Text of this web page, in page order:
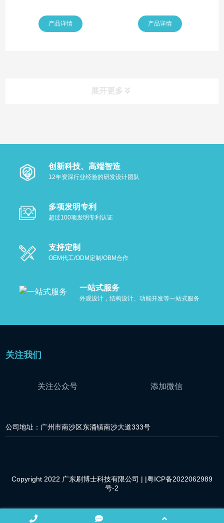
产品详情 产品详情
展开更多
推荐产品
创新科技、高端智造
12年资深行业经验的研发设计团队
多项发明专利
超过100项发明专利认证
支持定制
OEM代工/ODM定制/OBM合作
一站式服务
外观设计，结构设计、功能开发等一站式服务
关注我们
关注公众号 添加微信
公司地址：广州市南沙区东涌镇南沙大道333号
Copyright 2022 广东刷博士科技有限公司 | |粤ICP备2022062989
号-2